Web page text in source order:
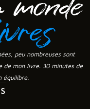
peu nombreuses sont
de mon livre. 30 minutes de
équilibre.